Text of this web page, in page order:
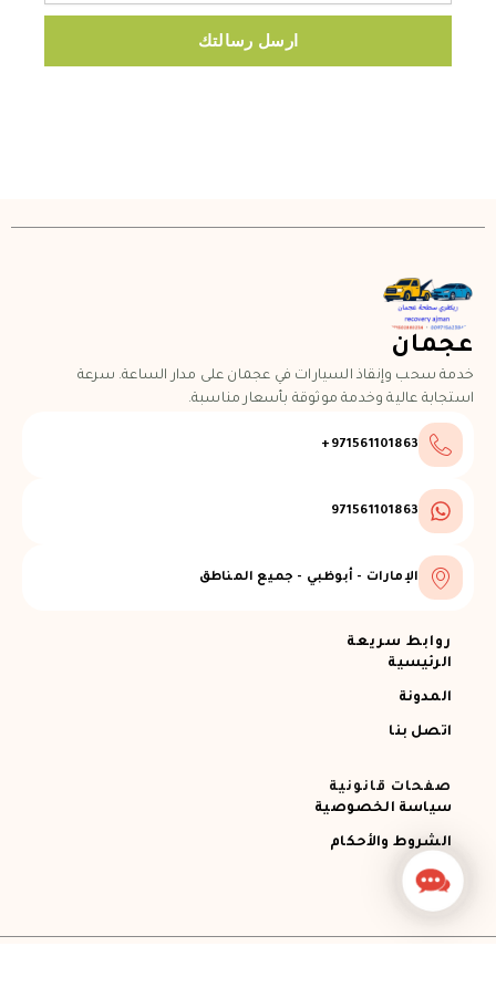
ارسل رسالتك
عجمان
خدمة سحب وإنقاذ السيارات في عجمان على مدار الساعة. سرعة
استجابة عالية وخدمة موثوقة بأسعار مناسبة.
971561101863+
971561101863
الإمارات - أبوظبي - جميع المناطق
روابط سريعة
الرئيسية
المدونة
اتصل بنا
صفحات قانونية
سياسة الخصوصية
الشروط والأحكام
Contact
Us